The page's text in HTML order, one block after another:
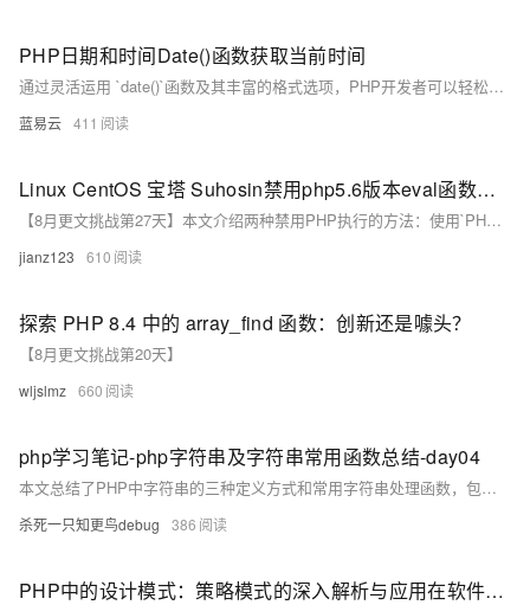
PHP日期和时间Date()函数获取当前时间
通过灵活运用 `date()`函数及其丰富的格式选项，PHP开发者可以轻松地在应用程序中处理和展示日期及时间信息。无论是需要精确到秒的完整时间戳，还是仅仅展示日期或时间的某一部分，`date()`函数都能胜任。理解并熟练应用这些格式化技巧，对于提升代码的可读性和维护性至关重要。
蓝易云 411
Linux CentOS 宝塔 Suhosin禁用php5.6版本eval函数详细图文教程
【8月更文挑战第27天】本文介绍两种禁用PHP执行的方法：使用`PHP_diseval_extension`禁用和通过`suhosin`禁用。由于`suhosin`不支持PHP8，仅适用于PHP7及以下版本，若服务器安装了PHP5.6，则需对应安装`suhosin-0.9.38`版本。文章提供了详细的安装步骤，并强调了宝塔环境下与普通环境下的PHP路径差异。安装完成后，在`php.ini`中添加`suhosin.so`扩展并设置`executor.disable_eval = on`以禁用执行功能。最后通过测试代码验证是否成功禁用，并重启`php-fpm`服务生效。
jianz123 610
探索 PHP 8.4 中的 array_find 函数：创新还是噱头？
【8月更文挑战第20天】
wljslmz 660
php学习笔记-php字符串及字符串常用函数总结-day04
本文总结了PHP中字符串的三种定义方式和常用字符串处理函数，包括字符串的修剪、转换、长度计算、子串操作、比较、连接、分割及替换等操作。
杀死一只知更鸟debug 386
PHP中的设计模式：策略模式的深入解析与应用在软件开发的浩瀚海洋中，PHP以其独特的魅力和强大的功能吸引了无数开发者。作为一门历史悠久且广泛应用的编程语言，PHP不仅拥有丰富的内置函数和扩展库，还支持面向对象编程（OOP），为开发者提供了灵活而强大的工具集。在PHP的众多特性中，设计模式的应用尤为引人注目，它们如同精雕细琢的宝石，镶嵌在代码的肌理之中，让程序更加优雅、高效且易于维护。今天，我们就来深入探讨PHP中使用频率颇高的一种设计模式——策略模式。